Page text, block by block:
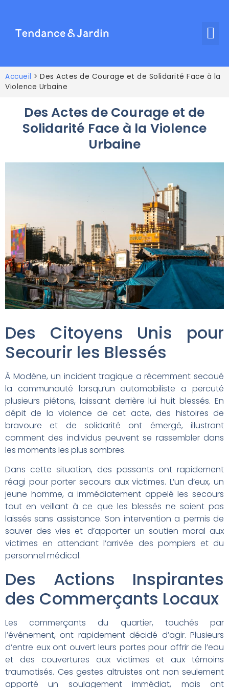
Accueil > Des Actes de Courage et de Solidarité Face à la
Violence Urbaine
Des Actes de Courage et de
Solidarité Face à la Violence
Urbaine
Des Citoyens Unis pour
Secourir les Blessés
À Modène, un incident tragique a récemment secoué
la communauté lorsqu’un automobiliste a percuté
plusieurs piétons, laissant derrière lui huit blessés. En
dépit de la violence de cet acte, des histoires de
bravoure et de solidarité ont émergé, illustrant
comment des individus peuvent se rassembler dans
les moments les plus sombres.
Dans cette situation, des passants ont rapidement
réagi pour porter secours aux victimes. L’un d’eux, un
jeune homme, a immédiatement appelé les secours
tout en veillant à ce que les blessés ne soient pas
laissés sans assistance. Son intervention a permis de
sauver des vies et d’apporter un soutien moral aux
victimes en attendant l’arrivée des pompiers et du
personnel médical.
Des Actions Inspirantes
des Commerçants Locaux
Les commerçants du quartier, touchés par
l’événement, ont rapidement décidé d’agir. Plusieurs
d’entre eux ont ouvert leurs portes pour offrir de l’eau
et des couvertures aux victimes et aux témoins
traumatisés. Ces gestes altruistes ont non seulement
apporté un soulagement immédiat, mais ont